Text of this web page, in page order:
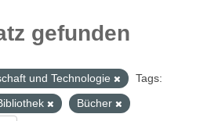
gefunden
und Technologie
Tags:
Bücher